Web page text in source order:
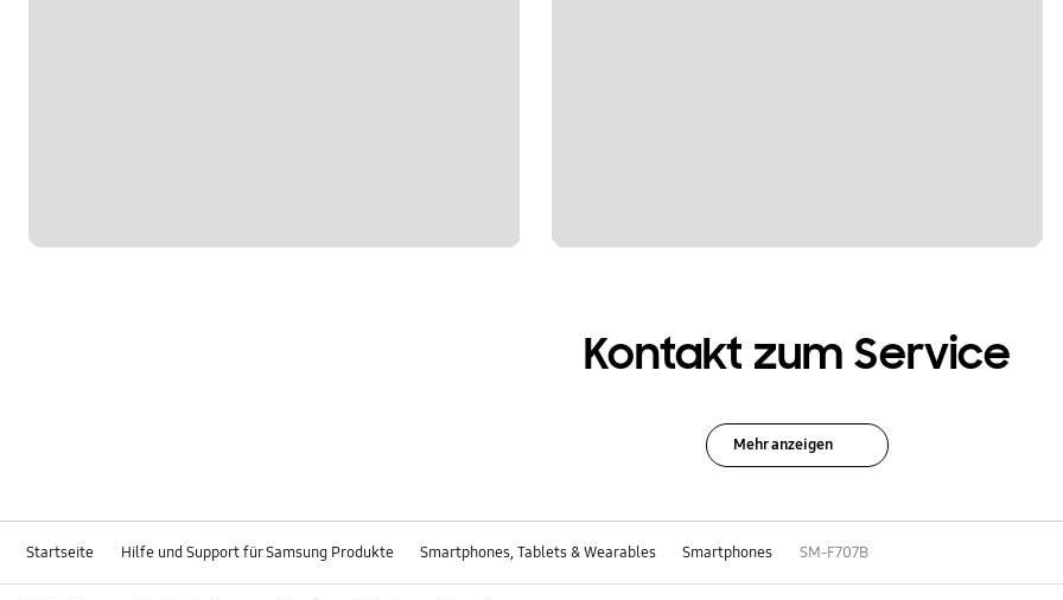
Kontakt zum Service
Mehr anzeigen
Startseite Hilfe und Support für Samsung Produkte Smartphones, Tablets & Wearables Smartphones SM-F707B